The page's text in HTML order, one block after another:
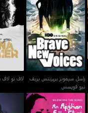
راسل سيمونز بريزنتس بريف
نيو فويسس
راسل سيمونز بريزنتس بريف
نيو فويسس
لاف تو
لاف تو لاف